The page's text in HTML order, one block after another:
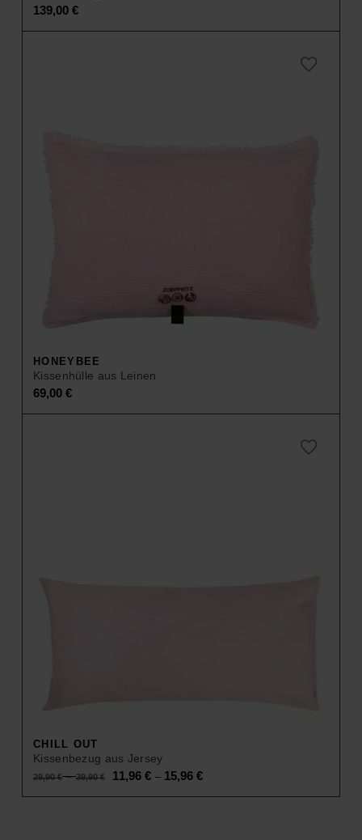
139,00 €
HONEYBEE
Kissenhülle aus Leinen
69,00 €
CHILL OUT
Kissenbezug aus Jersey
29,90€–39,90€
Original
price
11,96€ – 15,96€Current
price